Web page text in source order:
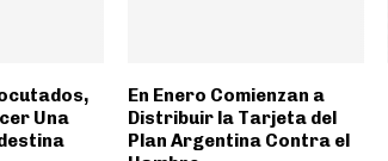
Una
En Enero Comienzan a
Distribuir la Tarjeta del
Plan Argentina Contra el